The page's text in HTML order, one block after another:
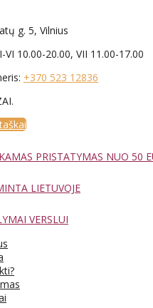
g. 5, Vilnius
VI 10.00-20.00, VII 11.00-17.00
+370 523 12836
PRISTATYMAS NUO 50
LIETUVOJE
VERSLUI